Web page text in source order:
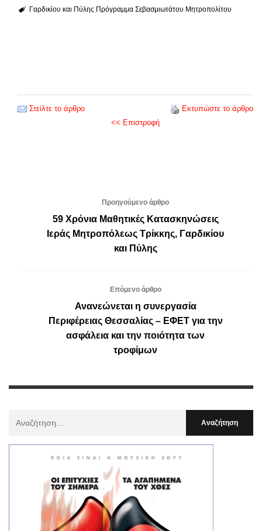
Γαρδικίου και Πύλης Πρόγραμμα Σεβασμιωτάτου Μητροπολίτου
Στείλτε το άρθρο
Εκτυπώστε το άρθρο
<< Επιστροφή
Προηγούμενο άρθρο
59 Χρόνια Μαθητικές Κατασκηνώσεις
Ιεράς Μητροπόλεως Τρίκκης, Γαρδικίου
και Πύλης
Επόμενο άρθρο
Ανανεώνεται η συνεργασία
Περιφέρειας Θεσσαλίας – ΕΦΕΤ για την
ασφάλεια και την ποιότητα των
τροφίμων
: